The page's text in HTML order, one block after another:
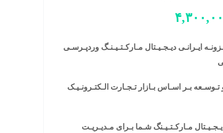
ایـرانـی دیـجـیـتال مـارکـتـیـنـگ وردپـرسـی
بـر اسـاس بـازار تـجـارت الـکتـرونـیـک
مـارکـتـیـنگ شـما بـرای مـدیـریـت